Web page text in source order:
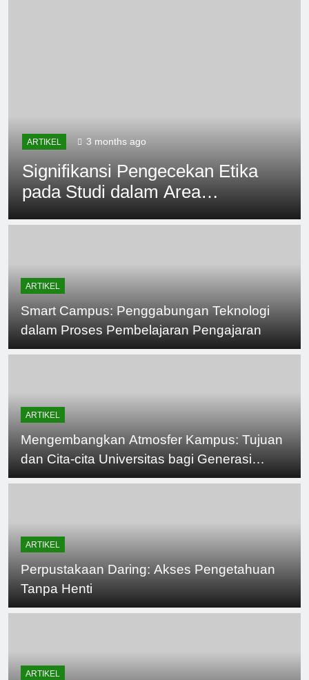
ARTIKEL 3 months ago
Signifikansi Pengecekan Etika
pada Studi dalam Area
ARTIKEL
Smart Campus: Penggabungan Teknologi
dalam Proses Pembelajaran Pengajaran
ARTIKEL
Mengembangkan Atmosfer Kampus: Tujuan
dan Cita-cita Universitas bagi Generasi
Mendatang
ARTIKEL
Perpustakaan Daring: Akses Pengetahuan
Tanpa Henti
ARTIKEL